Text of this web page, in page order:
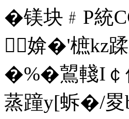
� 镁块﹟P統
媕�'樜kz
�%�鶦輚I
蒸蹱y[蚸�/